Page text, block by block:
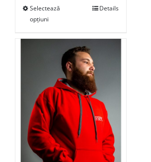
Selectează
opțiuni
Details